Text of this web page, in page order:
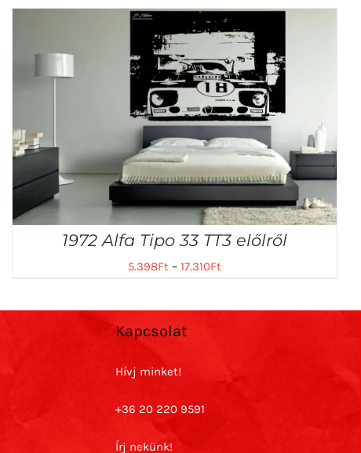
1972 Alfa Tipo 33 TT3 előlről
5.398Ft –17.310Ft
Kapcsolat
Hívj minket!
+36 20 220 9591
Írj nekünk!